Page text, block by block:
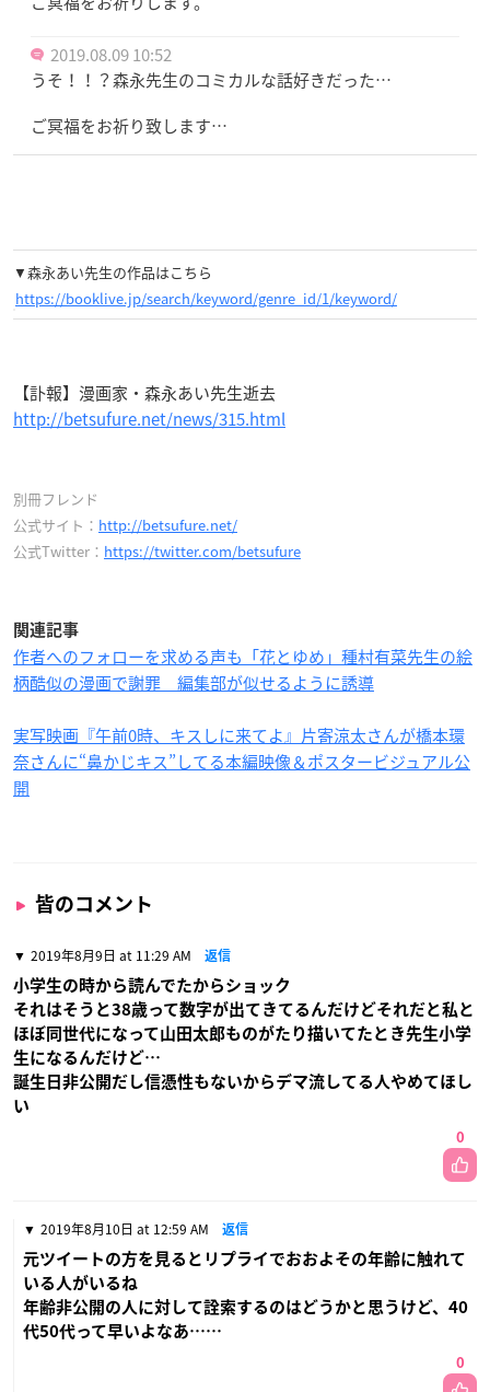
2019.08.09 10:52
うそ！！？森永先生のコミカルな話好きだった…
ご冥福をお祈り致します…
▼森永あい先生の作品はこちら
https://booklive.jp/search/keyword/genre_id/1/keyword/
【訃報】漫画家・森永あい先生逝去
http://betsufure.net/news/315.html
別冊フレンド
公式サイト： http://betsufure.net/
公式Twitter： https://twitter.com/betsufure
関連記事
作者へのフォローを求める声も「花とゆめ」種村有菜先生の絵
柄酷似の漫画で謝罪 編集部が似せるように誘導
実写映画『午前0時、キスしに来てよ』片寄涼太さんが橋本環
奈さんに“鼻かじキス”してる本編映像＆ポスタービジュアル公
開
皆のコメント
2019年8月9日 at 11:29 AM 返信
小学生の時から読んでたからショック
それはそうと38歳って数字が出てきてるんだけどそれだと私と
ほぼ同世代になって山田太郎ものがたり描いてたとき先生小学
生になるんだけど…
誕生日非公開だし信憑性もないからデマ流してる人やめてほし
い
0
2019年8月10日 at 12:59 AM 返信
元ツイートの方を見るとリプライでおおよその年齢に触れて
いる人がいるね
年齢非公開の人に対して詮索するのはどうかと思うけど、40
代50代って早いよなあ……
0